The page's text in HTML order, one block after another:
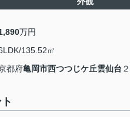
万円
135.52㎡
都府亀岡市西つつじケ丘雲仙台